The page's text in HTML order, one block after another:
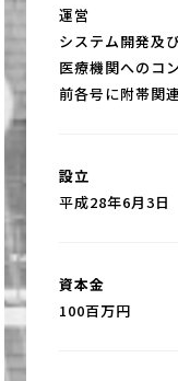
運営
システム開発及
医療機関へのコ
前各号に附帯関
設立
平成28年6月3日
資本金
100百万円